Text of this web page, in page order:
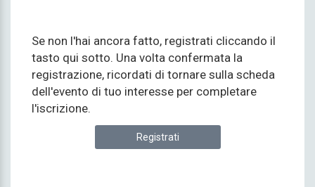
Se non l'hai ancora fatto, registrati cliccando il
tasto qui sotto. Una volta confermata la
registrazione, ricordati di tornare sulla scheda
dell'evento di tuo interesse per completare
l'iscrizione.
Registrati